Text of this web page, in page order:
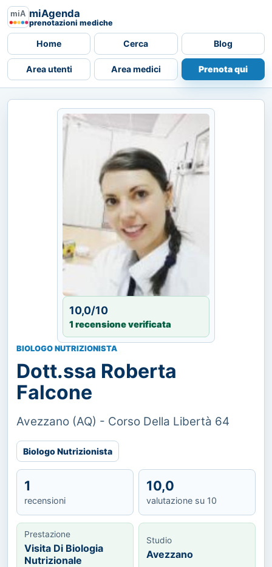
miAgenda
prenotazioni mediche
Home Cerca Blog
Area utenti Area medici Prenota qui
10,0/10
1 recensione verificata
BIOLOGO NUTRIZIONISTA
Dott.ssa Roberta
Falcone
Avezzano (AQ) - Corso Della Libertà 64
Biologo Nutrizionista
1
recensioni
10,0
valutazione su 10
Prestazione
Visita Di Biologia
Nutrizionale
Studio
Avezzano